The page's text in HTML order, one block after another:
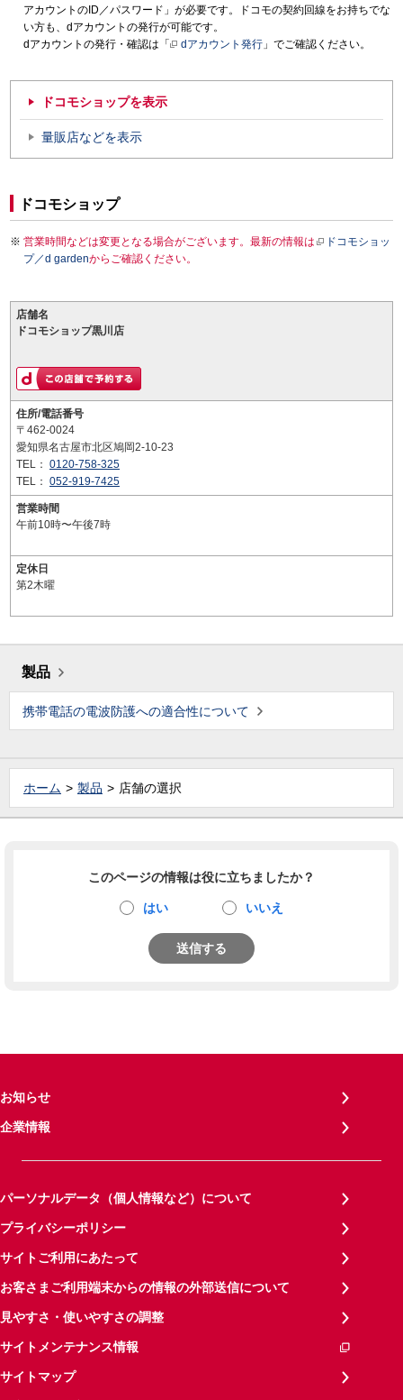
アカウントのID／パスワード」が必要です。ドコモの契約回線をお持ちでな
い方も、dアカウントの発行が可能です。
dアカウントの発行・確認は「
dアカウント発行 」でご確認ください。
ドコモショップを表示
量販店などを表示
ドコモショップ
営業時間などは変更となる場合がございます。最新の情報は
ドコモショッ
プ／d gardenからご確認ください。
店舗名
ドコモショップ黒川店
住所/電話番号
〒462-0024
愛知県名古屋市北区鳩岡2-10-23
TEL： 0120-758-325
TEL： 052-919-7425
営業時間
午前10時〜午後7時
定休日
第2木曜
製品
携帯電話の電波防護への適合性について
ホーム 製品 店舗の選択
このページの情報は役に立ちましたか？
はい いいえ
送信する
お知らせ
企業情報
パーソナルデータ（個人情報など）について
プライバシーポリシー
サイトご利用にあたって
お客さまご利用端末からの情報の外部送信について
見やすさ・使いやすさの調整
サイトメンテナンス情報
サイトマップ